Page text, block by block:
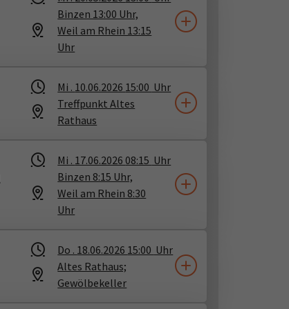
Binzen 13:00 Uhr,
Weil am Rhein 13:15
Uhr
Mi . 10.06.2026 15:00 Uhr
Treffpunkt Altes
Rathaus
Mi . 17.06.2026 08:15 Uhr
Binzen 8:15 Uhr,
Weil am Rhein 8:30
Uhr
Do . 18.06.2026 15:00 Uhr
Altes Rathaus;
Gewölbekeller